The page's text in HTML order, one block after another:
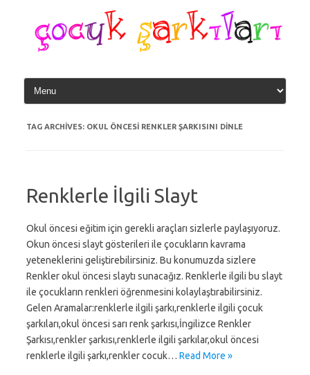
content
TAG ARCHIVES: OKUL ÖNCESI RENKLER ŞARKISINI DINLE
Renklerle İlgili Slayt
Okul öncesi eğitim için gerekli araçları sizlerle paylaşıyoruz.
Okun öncesi slayt gösterileri ile çocukların kavrama
yeteneklerini geliştirebilirsiniz. Bu konumuzda sizlere
Renkler okul öncesi slaytı sunacağız. Renklerle ilgili bu slayt
ile çocukların renkleri öğrenmesini kolaylaştırabilirsiniz.
Gelen Aramalar:renklerle ilgili şarkı,renklerle ilgili çocuk
şarkıları,okul öncesi sarı renk şarkısı,İngilizce Renkler
Şarkısı,renkler şarkısı,renklerle ilgili şarkılar,okul öncesi
renklerle ilgili şarkı,renkler cocuk… Read More »